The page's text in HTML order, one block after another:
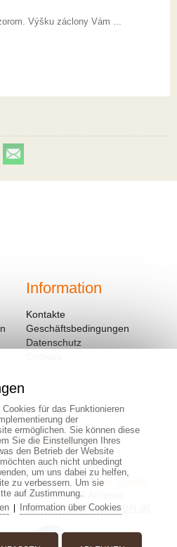
Výšku záclony Vám ...
Information
Kontakte
Geschäftsbedingungen
Datenschutz
Kontakt
Kontaktieren Sie uns:
+43 677 6159 2646
an die E-Mail-Adresse
info@fertiggardinen.at
für das Funktionieren
der
ermöglichen. Sie können diese
Sie die Einstellungen Ihres
den Betrieb der Website
auch nicht unbedingt
um uns dabei zu helfen,
zu verbessern. Um sie
auf Zustimmung.
| Information über Cookies